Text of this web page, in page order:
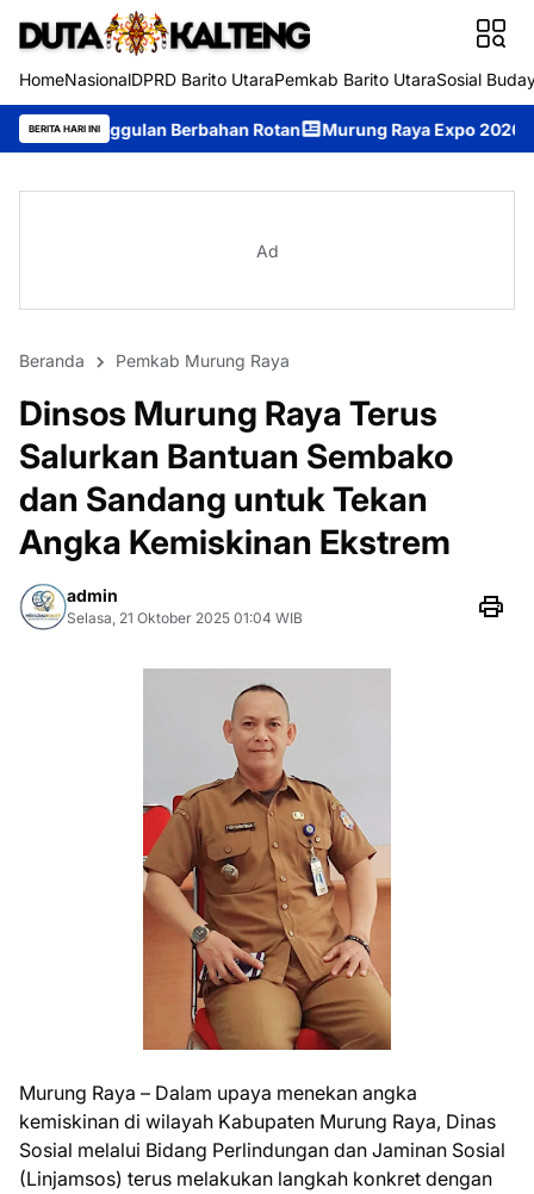
HomeNasionalDPRD Barito UtaraPemkab Barito UtaraSosial
BERITA HARI INI
Berbahan Rotan Murung Raya Expo 2026 Resmi Dibuka,
Ad
Beranda Pemkab Murung Raya
Dinsos Murung Raya Terus
Salurkan Bantuan Sembako
dan Sandang untuk Tekan
Angka Kemiskinan Ekstrem
admin
Selasa, 21 Oktober 2025 01:04 WIB
Murung Raya – Dalam upaya menekan angka
kemiskinan di wilayah Kabupaten Murung Raya, Dinas
Sosial melalui Bidang Perlindungan dan Jaminan Sosial
(Linjamsos) terus melakukan langkah konkret dengan